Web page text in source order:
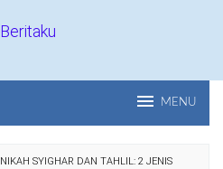
MENU
NIKAH SYIGHAR DAN TAHLIL: 2 JENIS